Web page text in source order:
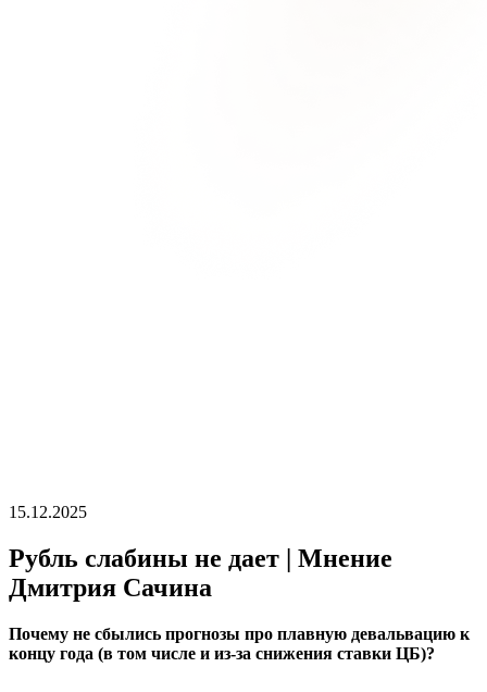
15.12.2025
Рубль слабины не дает | Мнение
Дмитрия Сачина
Почему не сбылись прогнозы про плавную девальвацию к
концу года (в том числе и из-за снижения ставки ЦБ)?